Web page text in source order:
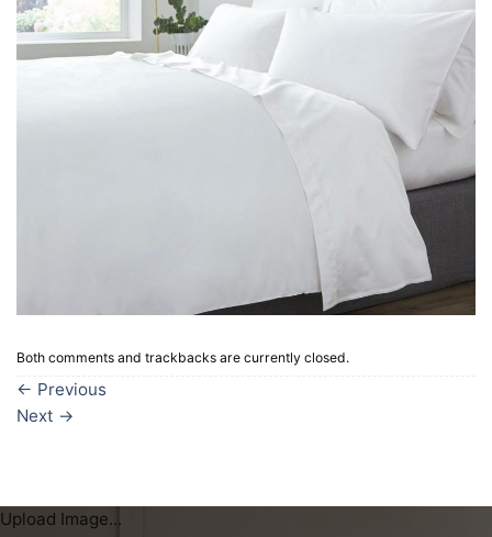
Both comments and trackbacks are currently closed.
← Previous
Next →
Upload Image...